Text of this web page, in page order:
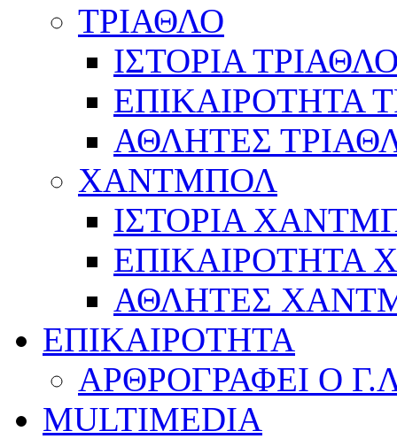
ΤΡΙΑΘΛΟ
ΙΣΤΟΡΙΑ
ΕΠΙΚΑΙΡΟΤΗΤΑ
ΑΘΛΗΤΕΣ
ΧΑΝΤΜΠΟΛ
ΙΣΤΟΡΙΑ
ΕΠΙΚΑΙΡΟΤΗΤΑ
ΑΘΛΗΤΕΣ
ΕΠΙΚΑΙΡΟΤΗΤΑ
ΑΡΘΡΟΓΡΑΦΕΙ Ο
MULTIMEDIA